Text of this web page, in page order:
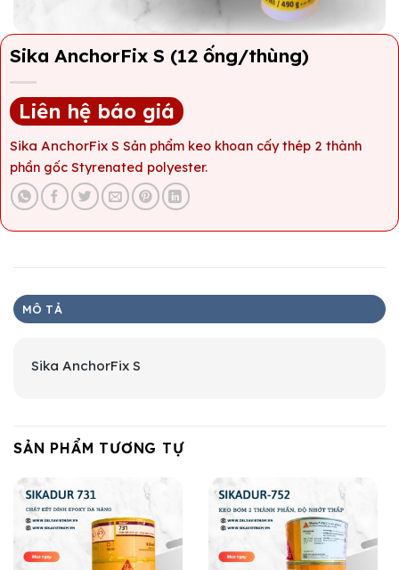
Sika AnchorFix S (12 ống/thùng)
Liên hệ báo giá
Sika AnchorFix S Sản phẩm keo khoan cấy thép 2 thành
phần gốc Styrenated polyester.
MÔ TẢ
Sika AnchorFix S
SẢN PHẨM TƯƠNG TỰ